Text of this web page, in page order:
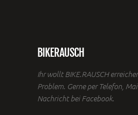
BIKERAUSCH
Ihr wollt BIKE.RAUSCH
Problem. Gerne per Telefon,
Nachricht bei Facebook.